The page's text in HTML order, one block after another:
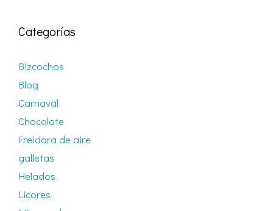
Categorías
Bizcochos
Blog
Carnaval
Chocolate
Freidora de aire
galletas
Helados
Licores